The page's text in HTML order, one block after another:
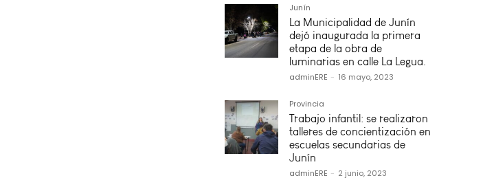
Junín
La Municipalidad de Junín
dejó inaugurada la primera
etapa de la obra de
luminarias en calle La Legua.
adminERE - 16 mayo, 2023
Provincia
Trabajo infantil: se realizaron
talleres de concientización en
escuelas secundarias de
Junín
adminERE - 2 junio, 2023